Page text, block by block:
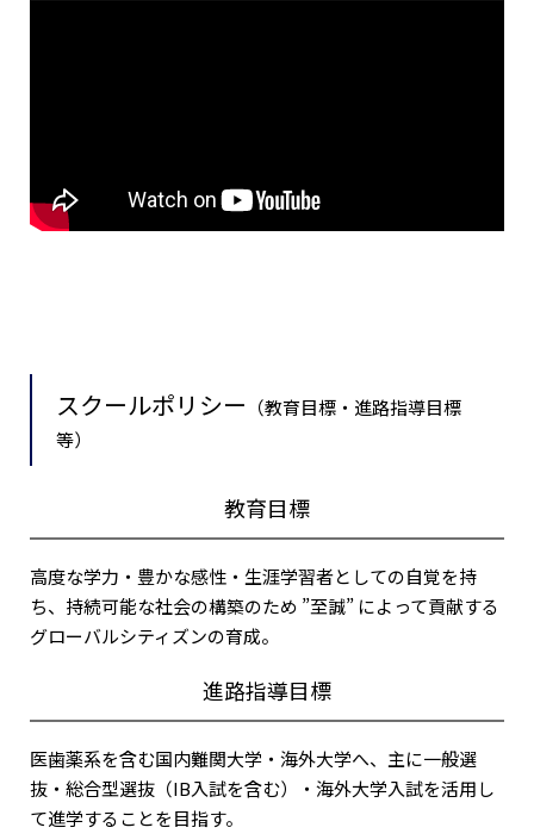
スクールポリシー （教育目標・進路指導目標
等）
教育目標
高度な学力・豊かな感性・生涯学習者としての自覚を持
ち、持続可能な社会の構築のため ”至誠” によって貢献する
グローバルシティズンの育成。
進路指導目標
医歯薬系を含む国内難関大学・海外大学へ、主に一般選
抜・総合型選抜（IB入試を含む）・海外大学入試を活用し
て進学することを目指す。